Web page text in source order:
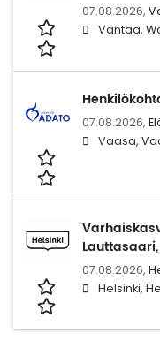
07.08.2026,
Vantaa,
07.08.2026,
Vaasa,
07.08.2026,
Helsinki,